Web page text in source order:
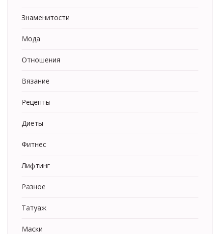
Знаменитости
Мода
Отношения
Вязание
Рецепты
Диеты
Фитнес
Лифтинг
Разное
Татуаж
Маски